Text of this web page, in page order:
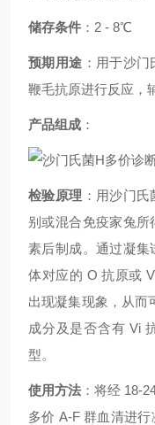
储存条件 ：2 - 8℃
预期用途 ：用于沙
鞭毛抗原进行反应，
产品组成 ：
检验原理 ：用沙门
别或混合免疫家兔
素后制成。通过凝
体对应的 O 抗原或
出现凝集现象，从而
成分及是否含有 Vi
型。
使用方法 ：将经 18-
多价 A-F 群血清进